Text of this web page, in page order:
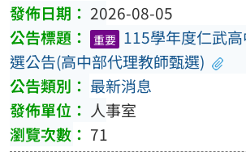
2026-08-05
重要 115學年度仁武
選公告(高中部代理教師甄選)
最新消息
人事室
71